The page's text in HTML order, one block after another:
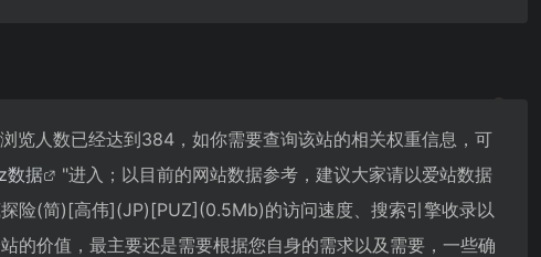
人数已经达到384，如你需要查询该站的相关权重信息，可
数据
"进入；以目前的网站数据参考，建议大家请以爱站数据
险(简)[高伟](JP)[PUZ](0.5Mb)的访问速度、搜索引擎收录以
的价值，最主要还是需要根据您自身的需求以及需要，一些确